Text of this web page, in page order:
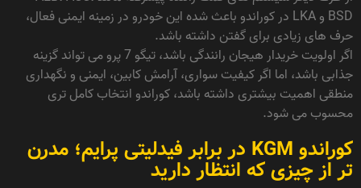
BSD و LKA در کوراندو باعث شده این خودرو در زمینه ایمنی فعال،
حرف های زیادی برای گفتن داشته باشد.
اگر اولویت خریدار هیجان رانندگی باشد، تیگو 7 پرو می تواند گزینه
جذابی باشد، اما اگر کیفیت سواری، آرامش کابین، ایمنی و نگهداری
منطقی اهمیت بیشتری داشته باشد، کوراندو انتخاب کامل تری
محسوب می شود.
کوراندو KGM در برابر فیدلیتی پرایم؛ مدرن
تر از چیزی که انتظار دارید